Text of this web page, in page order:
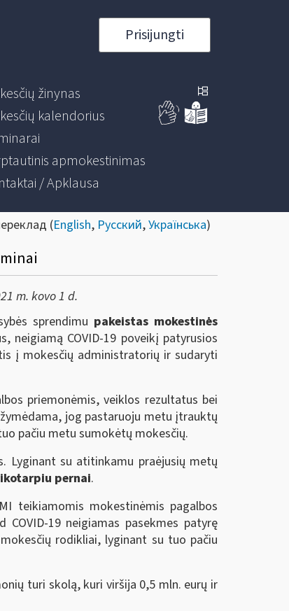
Prisijungti
žinynas
kalendorius
apmokestinimas
/ Apklausa
(English, Русский,Українська)
m. kovo 1 d.
sprendimu pakeistas mokestinės
neigiamą COVID-19 poveikį patyrusios
į mokesčių administratorių ir sudaryti
priemonėmis, veiklos rezultatus bei
jog pastaruoju metu įtrauktų
pačiu metu sumokėtų mokesčių.
Lyginant su atitinkamu praėjusių metų
pernai.
teikiamomis mokestinėmis pagalbos
19 neigiamas pasekmes patyrę
rodikliai, lyginant su tuo pačiu
turi skolą, kuri viršija 0,5 mln. eurų ir